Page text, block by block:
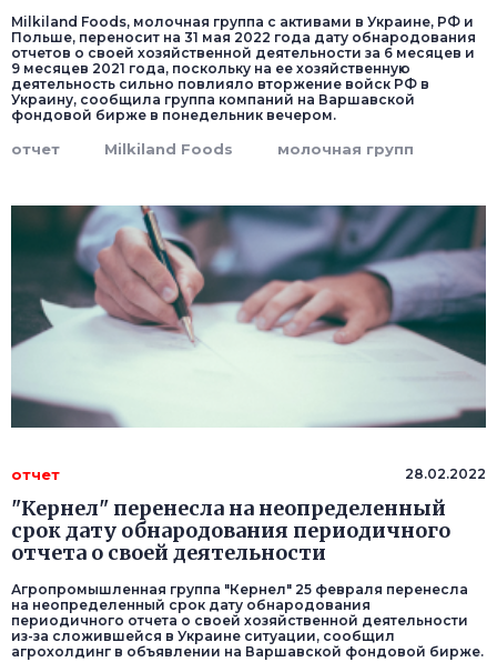
Milkiland Foods, молочная группа с активами в Украине, РФ и
Польше, переносит на 31 мая 2022 года дату обнародования
отчетов о своей хозяйственной деятельности за 6 месяцев и
9 месяцев 2021 года, поскольку на ее хозяйственную
деятельность сильно повлияло вторжение войск РФ в
Украину, сообщила группа компаний на Варшавской
фондовой бирже в понедельник вечером.
отчет Milkiland Foods молочная групп
отчет 28.02.2022
"Кернел" перенесла на неопределенный
срок дату обнародования периодичного
отчета о своей деятельности
Агропромышленная группа "Кернел" 25 февраля перенесла
на неопределенный срок дату обнародования
периодичного отчета о своей хозяйственной деятельности
из-за сложившейся в Украине ситуации, сообщил
агрохолдинг в объявлении на Варшавской фондовой бирже.